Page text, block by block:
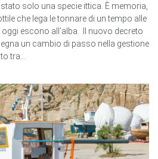
solo una specie ittica. È memoria,
che lega le tonnare di un tempo alle
escono all’alba. Il nuovo decreto
un cambio di passo nella gestione
tra...